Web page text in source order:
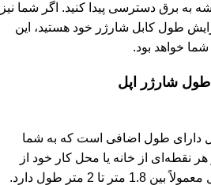
به برق دسترسی پیدا کنید. اگر شما نیز
طول کابل شارژر خود هستید، این
خواهد بود.
شارژر اپل
دارای طول اضافی است که به شما
نقطه‌ای از خانه یا محل کار خود از
تا 2 متر طول دارد.